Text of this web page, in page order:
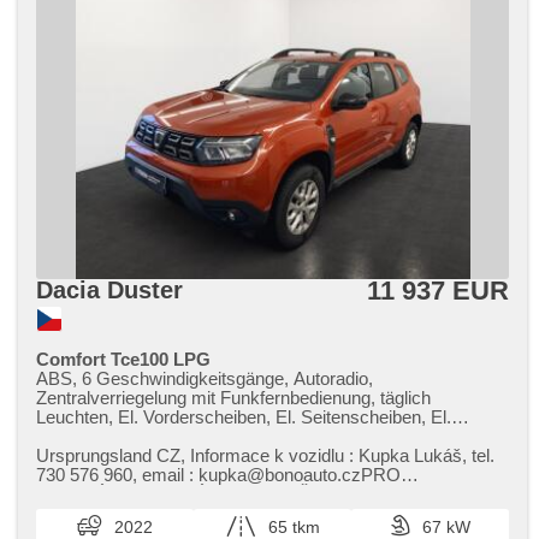
Ausziehbare Kopflehnen, El. Anlasser, Garantie, LPG im
Dacia Duster 11 937 EUR
Comfort Tce100 LPG
ABS, 6 Geschwindigkeitsgänge, Autoradio,
Zentralverriegelung mit Funkfernbedienung, täglich
Leuchten, El. Vorderscheiben, El. Seitenscheiben, El.
Nebelscheinwerfer, Multifunktionslenkrad, Lenkrad
einstellbar, Bordcomputer, Servolenkung,
Reifendrucksensor, Anhängerkupplung, USB,
höheneinstellbare Fahrersitz, isofix, Bluetooth, Tempomat,
Ursprungsland CZ,​ Informace k vozidlu : Kupka Lukáš,​ tel.
730 576 960,​ email : kupka@bonoauto.czPRO
2022 65 tkm 67 kW